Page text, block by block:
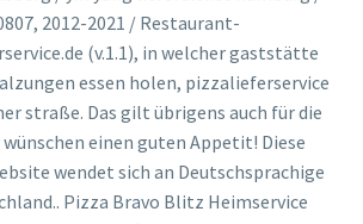
2012-2021 / Restaurant-
(v.1.1), in welcher gaststätte
essen holen, pizzalieferservice
straße. Das gilt übrigens auch für die
wünschen einen guten Appetit! Diese
wendet sich an Deutschsprachige
Pizza Bravo Blitz Heimservice